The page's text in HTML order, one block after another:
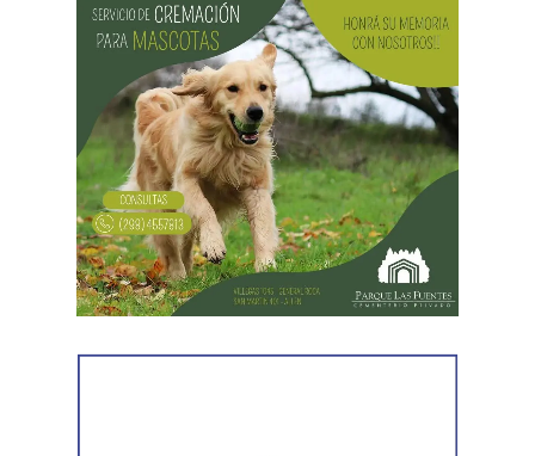
Desde Vialidad Nacional informaron que,durante las
próximas semanas, el operativo de bacheo será
reforzado con dos nuevas cuadrillas de trabajo y dos
camiones bacheadores, lo que permitirá incrementar
el ritmo de ejecución y optimizar las tareas de
mantenimiento en distintos puntos del Alto Valle.
Por otra parte, el organismo avanza con el relevamiento